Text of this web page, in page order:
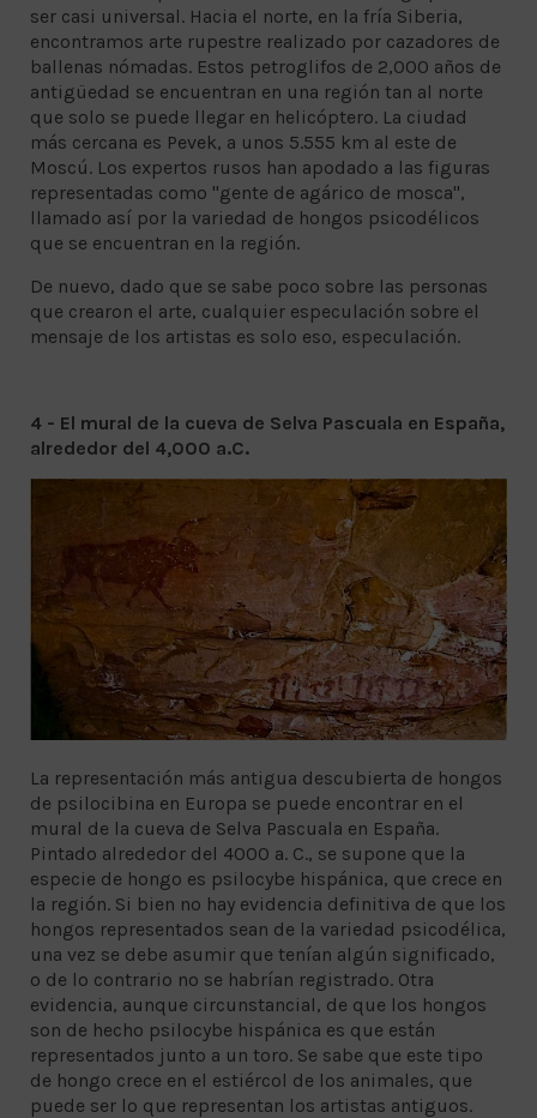
ser casi universal. Hacia el norte, en la fría Siberia,
encontramos arte rupestre realizado por cazadores de
ballenas nómadas. Estos petroglifos de 2,000 años de
antigüedad se encuentran en una región tan al norte
que solo se puede llegar en helicóptero. La ciudad
más cercana es Pevek, a unos 5.555 km al este de
Moscú. Los expertos rusos han apodado a las figuras
representadas como "gente de agárico de mosca",
llamado así por la variedad de hongos psicodélicos
que se encuentran en la región.
De nuevo, dado que se sabe poco sobre las personas
que crearon el arte, cualquier especulación sobre el
mensaje de los artistas es solo eso, especulación.
4 - El mural de la cueva de Selva Pascuala en España,
alrededor del 4,000 a.C.
La representación más antigua descubierta de hongos
de psilocibina en Europa se puede encontrar en el
mural de la cueva de Selva Pascuala en España.
Pintado alrededor del 4000 a. C., se supone que la
especie de hongo es psilocybe hispánica, que crece en
la región. Si bien no hay evidencia definitiva de que los
hongos representados sean de la variedad psicodélica,
una vez se debe asumir que tenían algún significado,
o de lo contrario no se habrían registrado. Otra
evidencia, aunque circunstancial, de que los hongos
son de hecho psilocybe hispánica es que están
representados junto a un toro. Se sabe que este tipo
de hongo crece en el estiércol de los animales, que
puede ser lo que representan los artistas antiguos.